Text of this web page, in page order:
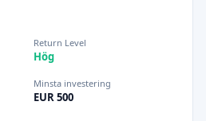
Return Level
Hög
Minsta investering
EUR 500